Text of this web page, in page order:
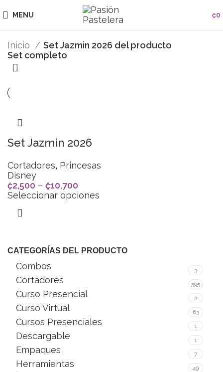
MENU ₡0
CATEGORÍAS DEL PRODUCTO
Combos 3
Cortadores 595
Curso Presencial 2
Curso Virtual 63
Cursos Presenciales 1
Descargable 1
Empaques 7
Herramientas 49
Inicio
Set Jazmin 2026 del producto
Set completo
Set Jazmin 2026
Cortadores, Princesas
Disney
₡2,500 – ₡10,700
Seleccionar opciones